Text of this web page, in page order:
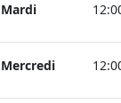
Mardi
Mercredi